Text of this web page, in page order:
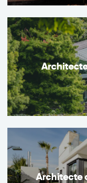
Architecte